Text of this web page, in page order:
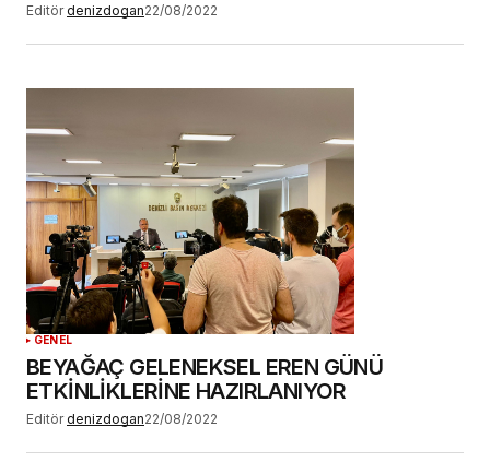
Editör denizdogan22/08/2022
GENEL
BEYAĞAÇ GELENEKSEL EREN GÜNÜ
ETKİNLİKLERİNE HAZIRLANIYOR
Editör denizdogan22/08/2022